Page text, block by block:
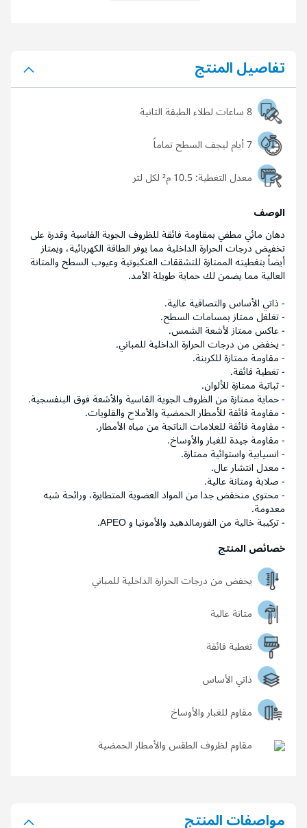
تفاصيل المنتج
8 ساعات لطلاء الطبقة الثانية
7 أيام ليجف السطح تماماً
معدل التغطية:
الوصف
دهان مائي مطفي بمقاومة فائقة للظروف الجوية القاسية وقدرة على
تخفيض درجات الحرارة الداخلية مما يوفر الطاقة الكهربائية، ويمتاز
أيضاً بتغطيته الممتازة للتشققات العنكبوتية وعيوب السطح والمتانة
العالية مما يضمن لك حماية طويلة الأمد.
- ذاتي الأساس والتصاقية عالية.
- تغلغل ممتاز بمسامات السطح.
- عاكس ممتاز لأشعة الشمس.
- يخفض من درجات الحرارة الداخلية للمباني.
- مقاومة ممتازة للكربنة.
- تغطية فائقة.
- ثباتية ممتازة للألوان.
- حماية ممتازة من الظروف الجوية القاسية والأشعة فوق البنفسجية.
- مقاومة فائقة للأمطار الحمضية والأملاح والقلويات.
- مقاومة فائقة للعلامات الناتجة من مياه الأمطار.
- مقاومة جيدة للغبار والأوساخ.
- انسيابية واستوائية ممتازة.
- معدل انتشار عال.
- صلابة ومتانة عالية.
- محتوى منخفض جدا من المواد العضوية المتطايرة، ورائحة شبه
معدومة.
- تركيبة خالية من الفورمالدهيد والأمونيا و APEO.
خصائص المنتج
يخفض من درجات الحرارة الداخلية للمباني
متانة عالية
تغطية فائقة
ذاتي الأساس
مقاوم للغبار والأوساخ
مقاوم لظروف الطقس والأمطار الحمضية
مواصفات المنتج